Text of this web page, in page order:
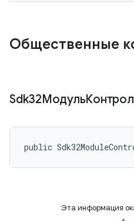
Общественные
public
Эта информация